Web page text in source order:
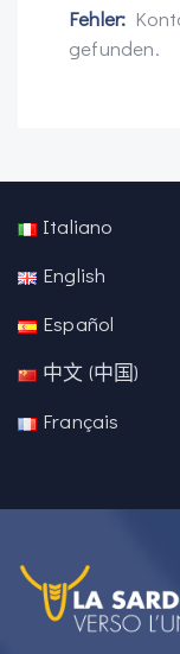
Fehler:
gefunden.
Italiano
English
Español
中文 (中国)
Français